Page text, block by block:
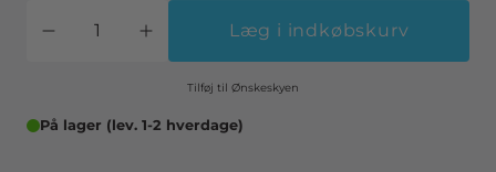
Læg i indkøbskurv
Tilføj til Ønskeskyen
På lager (lev. 1-2 hverdage)